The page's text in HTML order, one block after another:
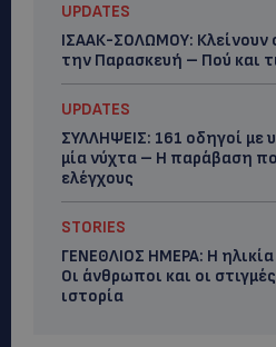
UPDATES
ΙΣΑΑΚ-ΣΟΛΩΜΟΥ: Κλείνουν
την Παρασκευή – Πού και
UPDATES
ΣΥΛΛΗΨΕΙΣ: 161 οδηγοί με
μία νύχτα – Η παράβαση
ελέγχους
STORIES
ΓΕΝΕΘΛΙΟΣ ΗΜΕΡΑ: Η
Οι άνθρωποι και οι
ιστορία